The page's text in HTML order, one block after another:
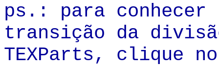
ps.: para conhecer
transição da
TEXParts, clique